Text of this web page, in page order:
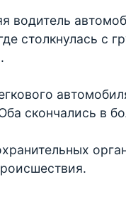
водитель
столкнулась с
скончались в